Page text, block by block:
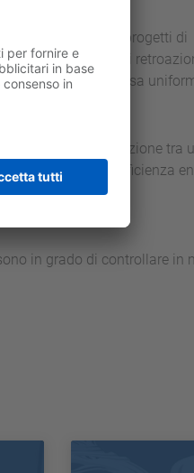
ideale per i progetti di
di segnale di
comunque una corsa
La combinazione tra
uniforma ed un’efficienza
in grado di controllare in